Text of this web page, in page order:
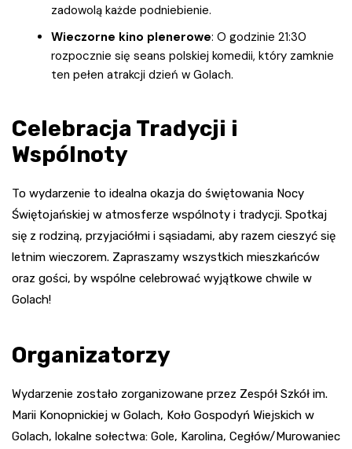
zadowolą każde podniebienie.
Wieczorne kino plenerowe: O godzinie 21:30
rozpocznie się seans polskiej komedii, który zamknie
ten pełen atrakcji dzień w Golach.
Celebracja Tradycji i
Wspólnoty
To wydarzenie to idealna okazja do świętowania Nocy
Świętojańskiej w atmosferze wspólnoty i tradycji. Spotkaj
się z rodziną, przyjaciółmi i sąsiadami, aby razem cieszyć się
letnim wieczorem. Zapraszamy wszystkich mieszkańców
oraz gości, by wspólne celebrować wyjątkowe chwile w
Golach!
Organizatorzy
Wydarzenie zostało zorganizowane przez Zespół Szkół im.
Marii Konopnickiej w Golach, Koło Gospodyń Wiejskich w
Golach, lokalne sołectwa: Gole, Karolina, Cegłów/Murowaniec